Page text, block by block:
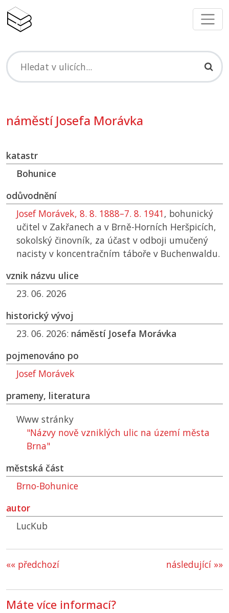
náměstí Josefa Morávka
katastr
Bohunice
odůvodnění
Josef Morávek, 8. 8. 1888–7. 8. 1941, bohunický
učitel v Zakřanech a v Brně-Horních Heršpicích,
sokolský činovník, za účast v odboji umučený
nacisty v koncentračním táboře v Buchenwaldu.
vznik názvu ulice
23. 06. 2026
historický vývoj
23. 06. 2026: náměstí Josefa Morávka
pojmenováno po
Josef Morávek
prameny, literatura
Www stránky
"Názvy nově vzniklých ulic na území města
Brna"
městská část
Brno-Bohunice
autor
LucKub
«« předchozí následující »»
Máte více informací?